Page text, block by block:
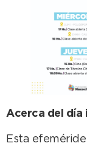
Acerca del día
Esta